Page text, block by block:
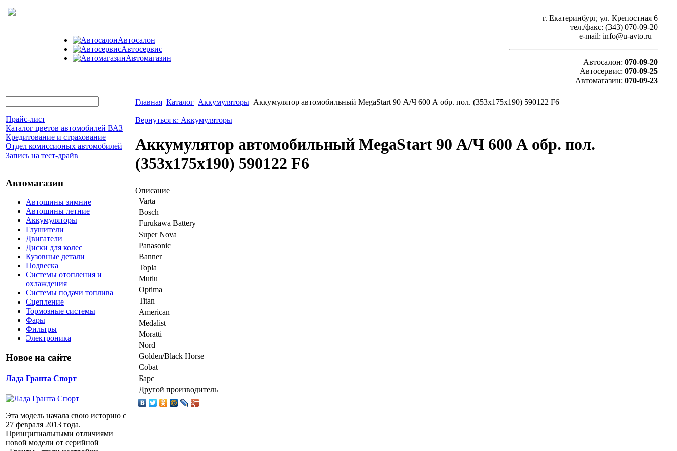
Автосалон
Автосервис
Автомагазин
г. Екатеринбург, ул. Крепостная 6
тел./факс: (343) 070-09-20
e-mail: info@u-avto.ru
Автосалон: 070-09-20
Автосервис: 070-09-25
Автомагазин: 070-09-23
Прайс-лист
Каталог цветов автомобилей ВАЗ
Кредитование и страхование
Отдел комиссионых автомобилей
Запись на тест-драйв
Автомагазин
Автошины зимние
Автошины летние
Аккумуляторы
Глушители
Двигатели
Диски для колес
Кузовные детали
Подвеска
Системы отопления и
охлаждения
Системы подачи топлива
Сцепление
Тормозные системы
Фары
Фильтры
Электроника
Новое на сайте
Лада Гранта Спорт
Эта модель начала свою историю с
27 февраля 2013 года.
Принципиальными отличиями
новой модели от серийной
Главная Каталог Аккумуляторы Аккумулятор автомобильный MegaStart 90 А/Ч 600 А обр. пол. (353x175x190) 590122 F6
Вернуться к: Аккумуляторы
Аккумулятор автомобильный MegaStart 90 А/Ч 600 А обр. пол.
(353x175x190) 590122 F6
Описание
Varta
Bosch
Furukawa Battery
Super Nova
Panasonic
Banner
Topla
Mutlu
Optima
Titan
American
Medalist
Moratti
Nord
Golden/Black Horse
Cobat
Барс
Другой производитель